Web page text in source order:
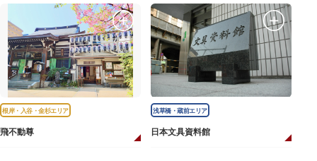
根岸・入谷・金杉エリア
飛不動尊
浅草橋・蔵前エリア
日本文具資料館